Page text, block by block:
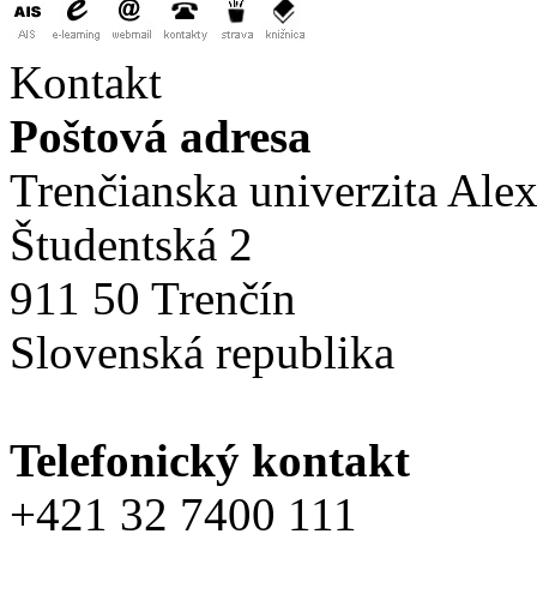
Kontakt
Poštová adresa
Trenčianska univerzita
Študentská 2
911 50 Trenčín
Slovenská republika
Telefonický kontakt
+421 32 7400 111